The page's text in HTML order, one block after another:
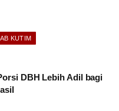
KUTIM
DBH Lebih Adil bagi